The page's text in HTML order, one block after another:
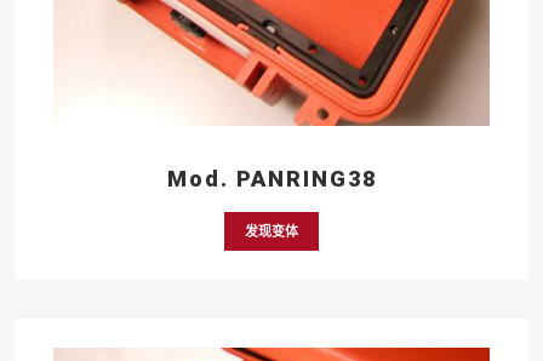
Mod. PANRING38
发现变体